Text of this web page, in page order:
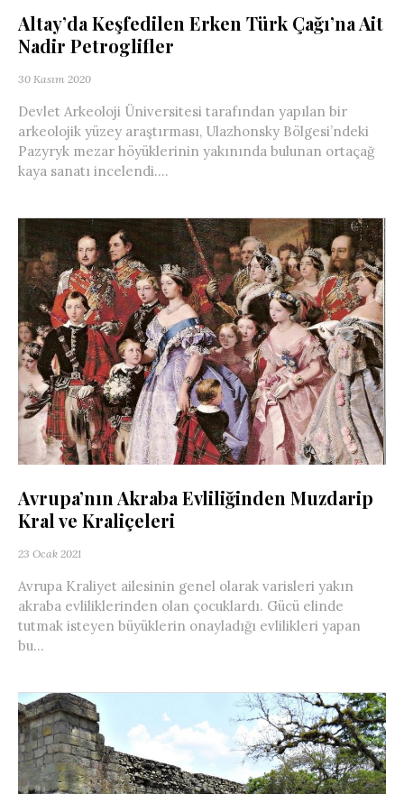
Altay’da Keşfedilen Erken Türk Çağı’na Ait
Nadir Petroglifler
30 Kasım 2020
Devlet Arkeoloji Üniversitesi tarafından yapılan bir
arkeolojik yüzey araştırması, Ulazhonsky Bölgesi’ndeki
Pazyryk mezar höyüklerinin yakınında bulunan ortaçağ
kaya sanatı incelendi....
Avrupa’nın Akraba Evliliğinden Muzdarip
Kral ve Kraliçeleri
23 Ocak 2021
Avrupa Kraliyet ailesinin genel olarak varisleri yakın
akraba evliliklerinden olan çocuklardı. Gücü elinde
tutmak isteyen büyüklerin onayladığı evlilikleri yapan
bu...